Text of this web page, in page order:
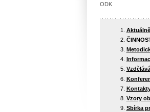
ODK
Aktuálně
Vzory
Sbírka